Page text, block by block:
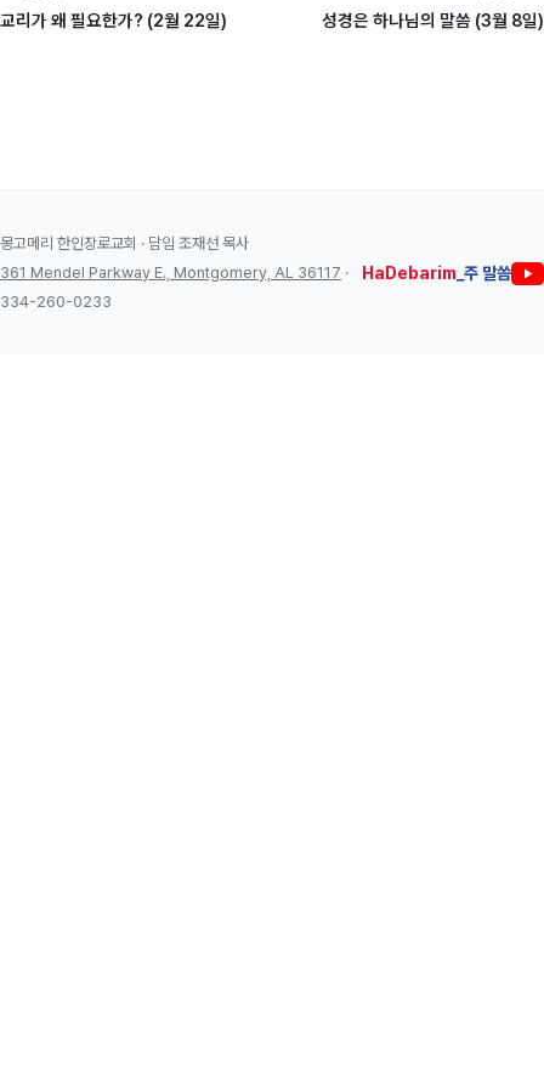
교리가 왜 필요한가? (2월 22일) 성경은 하나님의 말씀 (3월 8일)
몽고메리 한인장로교회 · 담임 조재선 목사
361 Mendel Parkway E., Montgomery, AL 36117 ·
334-260-0233
HaDebarim _주 말씀